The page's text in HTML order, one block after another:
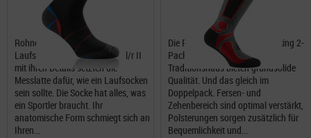
Rohner Silver Runner II L/R
Laufsocken Die Silver Runner l/r II
mit ihren Details setzten die
Messlatte dafür, wie ein Laufsocken
sein sollte. Die Socke hat alles, was
ein Sportler braucht. Ihr
anatomische Form schmiegt sich an
Ihren...
Die Rohner Basic Socken Trekking 2-
Pack aus dem Schweizer
Traditionshaus bieten grundsolide
Qualität. Und das gleich im
Doppelpack. Fersen- und
Zehenbereich sind optimal verstärkt,
Polsterungen sorgen zusätzlich für
Bequemlichkeit und...